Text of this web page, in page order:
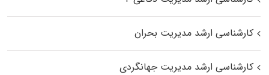
کارشناسی ارشد مدیریت بحران
کارشناسی ارشد مدیریت جهانگردی